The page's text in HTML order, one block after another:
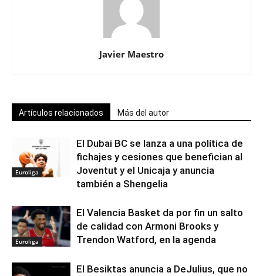
Javier Maestro
Artículos relacionados Más del autor
Euroliga
El Dubai BC se lanza a una política de
fichajes y cesiones que benefician al
Joventut y el Unicaja y anuncia
también a Shengelia
Euroliga
El Valencia Basket da por fin un salto
de calidad con Armoni Brooks y
Trendon Watford, en la agenda
El Besiktas anuncia a DeJulius, que no